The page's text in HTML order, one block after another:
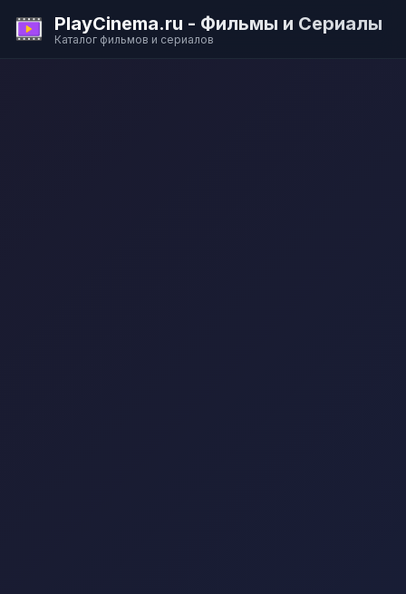
PlayCinema.ru - Фильмы и Сериалы
Каталог фильмов и сериалов